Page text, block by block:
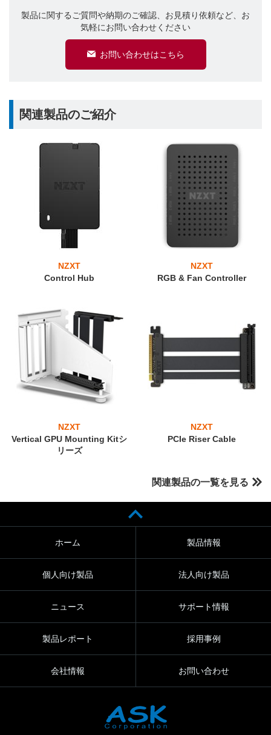
製品に関するご質問や納期のご確認、お見積り依頼など、お
気軽にお問い合わせください
お問い合わせはこちら
関連製品のご紹介
NZXT
Control Hub
NZXT
RGB & Fan Controller
NZXT
Vertical GPU Mounting Kitシ
リーズ
NZXT
PCIe Riser Cable
関連製品の一覧を見る
ホーム 製品情報
個人向け製品 法人向け製品
ニュース サポート情報
製品レポート 採用事例
会社情報 お問い合わせ